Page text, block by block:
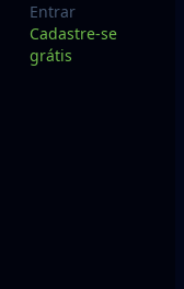
Entrar
Cadastre-se
grátis